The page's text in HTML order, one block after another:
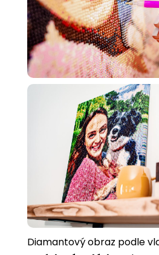
Diamantový obraz podle